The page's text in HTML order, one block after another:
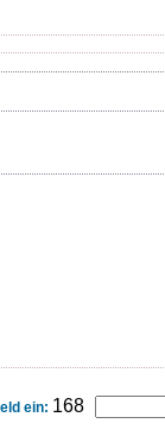
ein: 168